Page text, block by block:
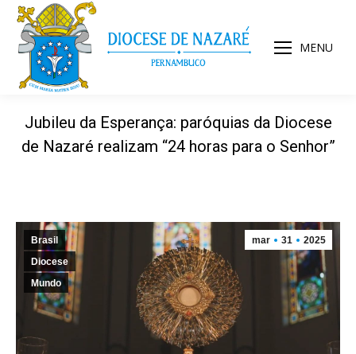
MENU
Jubileu da Esperança: paróquias da Diocese
de Nazaré realizam “24 horas para o Senhor”
mar 31 2025
Brasil
Diocese
Mundo